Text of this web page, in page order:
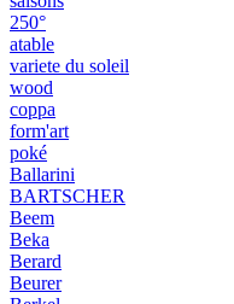
250°
atable
variete du soleil
wood
coppa
form'art
poké
Ballarini
BARTSCHER
Beem
Beka
Berard
Beurer